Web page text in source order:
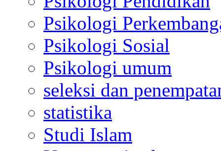
Psikologi
Psikologi Sosial
Psikologi umum
seleksi dan
statistika
Studi Islam